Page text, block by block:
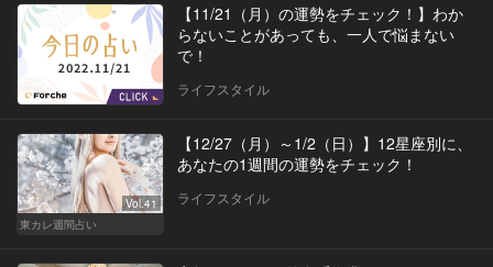
【11/21（月）の運勢をチェック！】わか
らないことがあっても、一人で悩まない
で！
ライフスタイル
Vol.41
東カレ週間占い
【12/27（月）～1/2（日）】12星座別に、
あなたの1週間の運勢をチェック！
ライフスタイル